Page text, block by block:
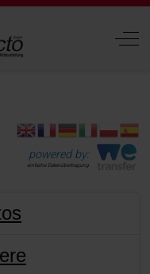
Off-
powered by:
einfache Datenübertragung